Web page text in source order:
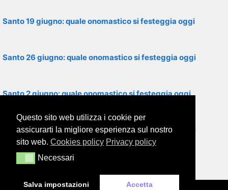
Santo 19 giugno: quale onomastico si festeggia oggi
Santo 26 giugno: quale onomastico si festeggia oggi
Santo 2 giugno: quale onomastico si festeggia oggi
Santo 28 giugno: quale onomastico si festeggia oggi
Santo 8 giugno: quale onomastico si festeggia oggi
Questo sito web utilizza i cookie per
assicurarti la migliore esperienza sul nostro
sito web. Cookies policy Privacy policy
NecessariNecessari
Salva impostazioni Accetta